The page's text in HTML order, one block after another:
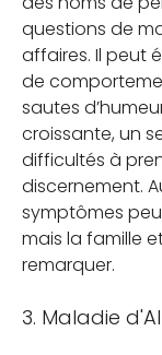
questions de
affaires. Il peut
de
sautes
croissante, un
difficultés à
discernement.
symptômes
mais la famille
remarquer.
3. Maladie